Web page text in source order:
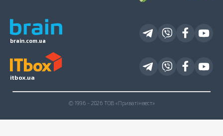
brain.com.ua
itbox.ua
© 1996 - 2026 ТОВ «Приватінвест»